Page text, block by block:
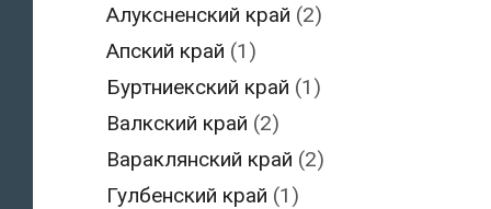
Алуксненский край (2)
Апский край (1)
Буртниекский край (1)
Валкский край (2)
Вараклянский край (2)
Гулбенский край (1)